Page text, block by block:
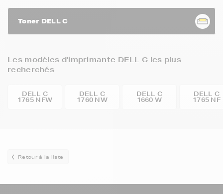
Toner DELL C
Les modèles d'imprimante DELL C les plus
recherchés
DELL C
1765 NFW
DELL C
1760 NW
DELL C
1660 W
DELL C
1765 NF
Retour à la liste